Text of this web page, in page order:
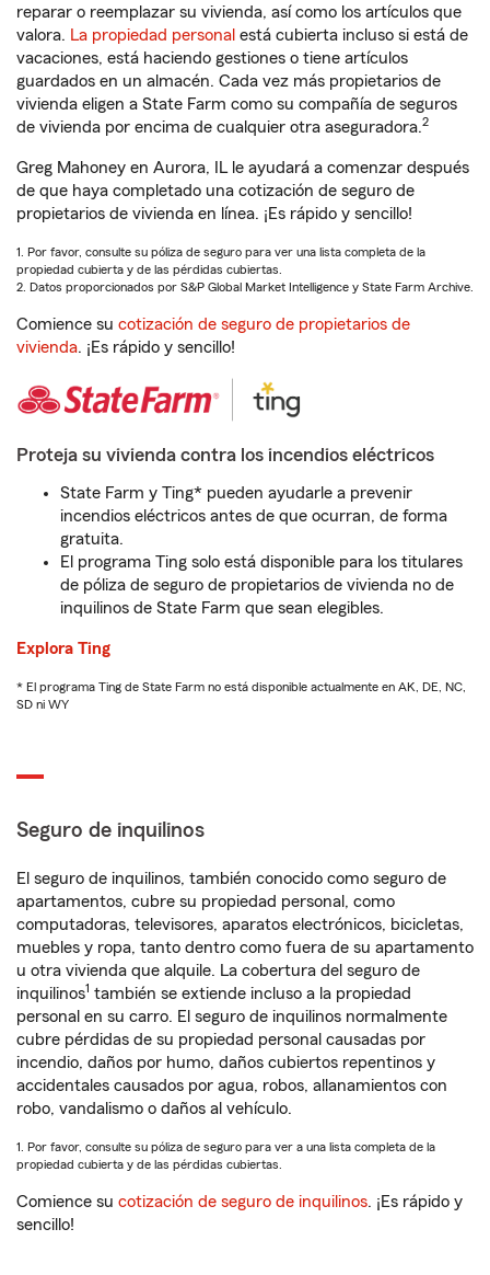
reparar o reemplazar su vivienda, así como los artículos que
valora. La propiedad personal está cubierta incluso si está de
vacaciones, está haciendo gestiones o tiene artículos
guardados en un almacén. Cada vez más propietarios de
vivienda eligen a State Farm como su compañía de seguros
de vivienda por encima de cualquier otra aseguradora.2
Greg Mahoney en Aurora, IL le ayudará a comenzar después
de que haya completado una cotización de seguro de
propietarios de vivienda en línea. ¡Es rápido y sencillo!
1. Por favor, consulte su póliza de seguro para ver una lista completa de la
propiedad cubierta y de las pérdidas cubiertas.
2. Datos proporcionados por S&P Global Market Intelligence y State Farm Archive.
Comience su cotización de seguro de propietarios de
vivienda. ¡Es rápido y sencillo!
Proteja su vivienda contra los incendios eléctricos
State Farm y Ting* pueden ayudarle a prevenir
incendios eléctricos antes de que ocurran, de forma
gratuita.
El programa Ting solo está disponible para los titulares
de póliza de seguro de propietarios de vivienda no de
inquilinos de State Farm que sean elegibles.
Explora Ting
* El programa Ting de State Farm no está disponible actualmente en AK, DE, NC,
SD ni WY
Seguro de inquilinos
El seguro de inquilinos, también conocido como seguro de
apartamentos, cubre su propiedad personal, como
computadoras, televisores, aparatos electrónicos, bicicletas,
muebles y ropa, tanto dentro como fuera de su apartamento
u otra vivienda que alquile. La cobertura del seguro de
inquilinos1 también se extiende incluso a la propiedad
personal en su carro. El seguro de inquilinos normalmente
cubre pérdidas de su propiedad personal causadas por
incendio, daños por humo, daños cubiertos repentinos y
accidentales causados por agua, robos, allanamientos con
robo, vandalismo o daños al vehículo.
1. Por favor, consulte su póliza de seguro para ver a una lista completa de la
propiedad cubierta y de las pérdidas cubiertas.
Comience su cotización de seguro de inquilinos. ¡Es rápido y
sencillo!